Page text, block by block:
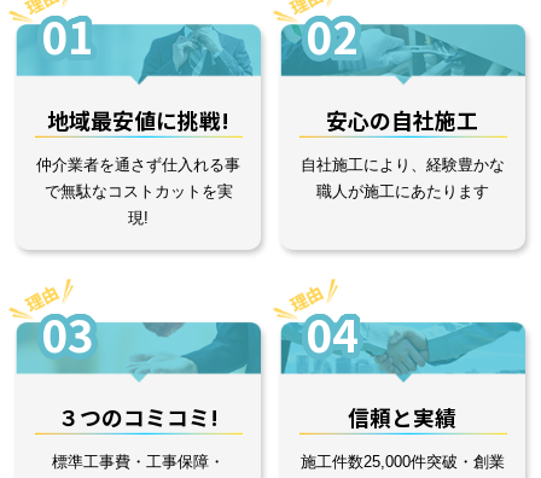
01
地域最安値に挑戦!
仲介業者を通さず仕入れる事
で無駄なコストカットを実
現!
02
安心の自社施工
自社施工により、経験豊かな
職人が施工にあたります
03
３つのコミコミ!
標準工事費・工事保障・
04
信頼と実績
施工件数25,000件突破・創業